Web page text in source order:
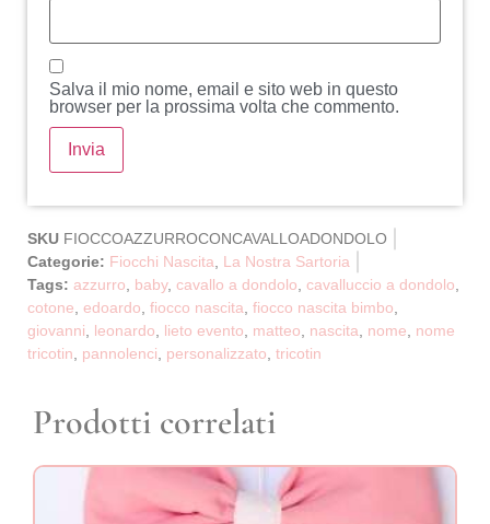
Salva il mio nome, email e sito web in questo
browser per la prossima volta che commento.
SKU FIOCCOAZZURROCONCAVALLOADONDOLO
Categorie: Fiocchi Nascita
La Nostra Sartoria
Tags: azzurro baby, cavallo a dondolo cavalluccio a dondolo
cotone edoardo fiocco nascita fiocco nascita bimbo
giovanni
leonardo lieto evento matteo nascita nome
nome
tricotin
pannolenci personalizzato tricotin
Prodotti correlati